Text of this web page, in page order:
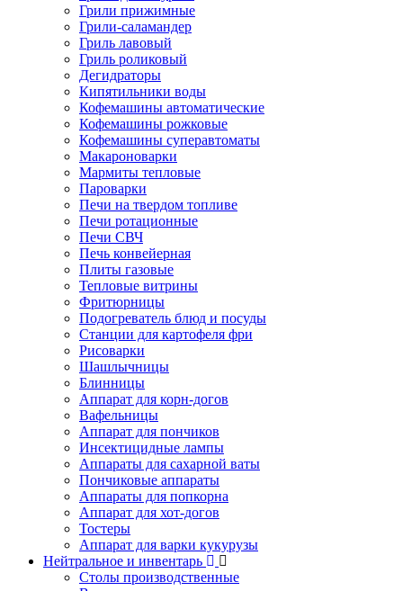
Грили прижимные
Грили-саламандер
Гриль лавовый
Гриль роликовый
Дегидраторы
Кипятильники воды
Кофемашины автоматические
Кофемашины рожковые
Кофемашины суперавтоматы
Макароноварки
Мармиты тепловые
Пароварки
Печи на твердом топливе
Печи ротационные
Печи СВЧ
Печь конвейерная
Плиты газовые
Тепловые витрины
Фритюрницы
Подогреватель блюд и посуды
Станции для картофеля фри
Рисоварки
Шашлычницы
Блинницы
Аппарат для корн-догов
Вафельницы
Аппарат для пончиков
Инсектицидные лампы
Аппараты для сахарной ваты
Пончиковые аппараты
Аппараты для попкорна
Аппарат для хот-догов
Тостеры
Аппарат для варки кукурузы
Нейтральное и инвентарь
Столы производственные